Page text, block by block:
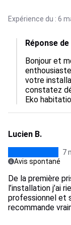
Expérience du : 6
Réponse de
Bonjour et
votre
constatez
Eko
Lucien B.
7
Avis spontané
De la première
l’installation j’ai
professionnel et
recommande